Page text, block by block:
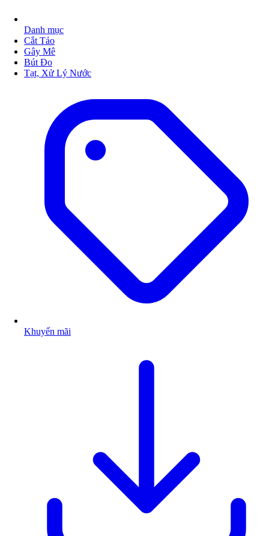
Danh mục
Cắt Tảo
Gây Mê
Bút Đo
Tạt, Xử Lý Nước
Khuyến mãi